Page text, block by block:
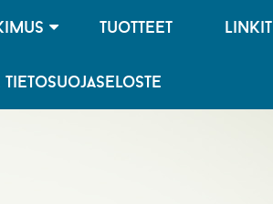
tuotteet linkit